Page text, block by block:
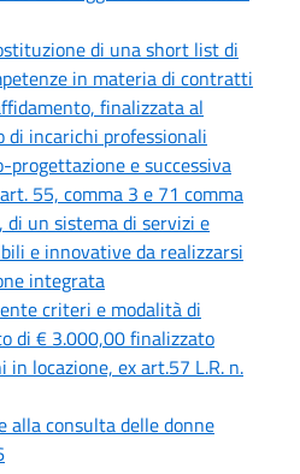
di una short list di
in materia di contratti
finalizzata al
di incarichi professionali
progettazione e successiva
55, comma 3 e 71 comma
un sistema di servizi e
e innovative da realizzarsi
integrata
criteri e modalità di
di € 3.000,00 finalizzato
in locazione, ex art.57 L.R. n.
alla consulta delle donne